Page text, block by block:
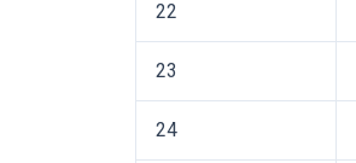
22
23
24